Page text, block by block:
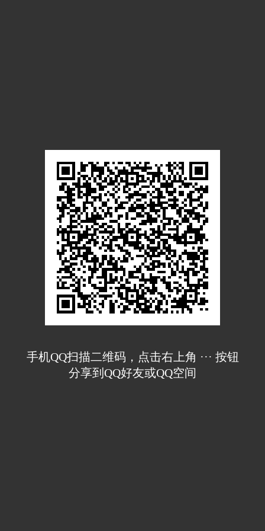
手机QQ扫描二维码，点击右上角 ··· 按钮
分享到QQ好友或QQ空间